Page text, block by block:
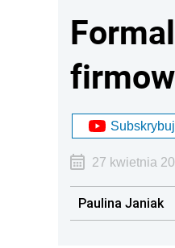
27 kwietnia
Paulina Janiak